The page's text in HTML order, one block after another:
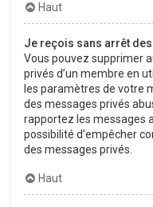
Haut
Je reçois sans arrêt
Vous pouvez supprimer
privés d’un membre en
les paramètres de votre
des messages privés
rapportez les messages
possibilité d’empêcher
des messages privés.
Haut